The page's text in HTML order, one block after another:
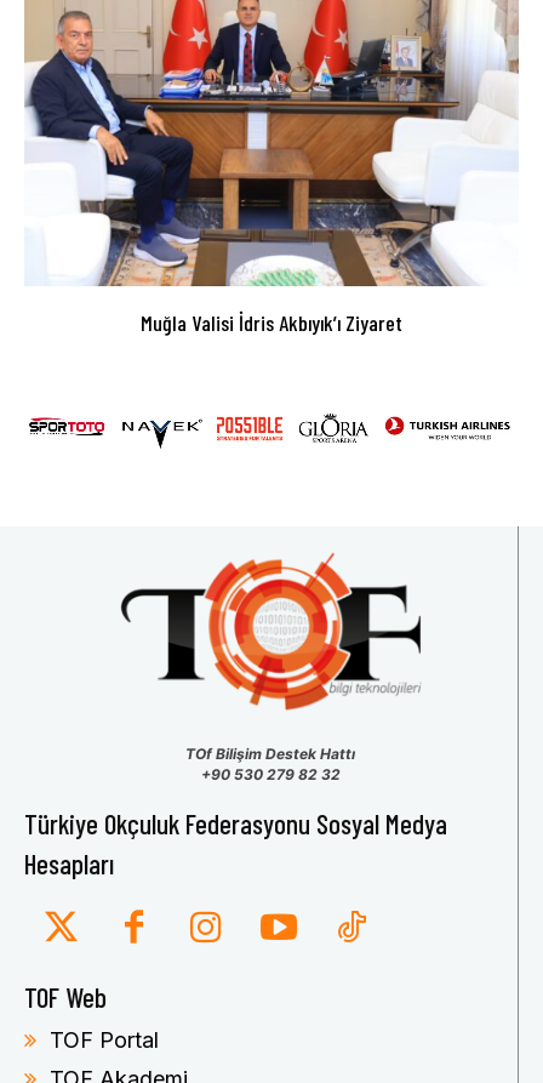
Muğla Valisi İdris Akbıyık’ı Ziyaret
TOf Bilişim Destek Hattı
+90 530 279 82 32
Türkiye Okçuluk Federasyonu Sosyal Medya
Hesapları
TOF Web
TOF Portal